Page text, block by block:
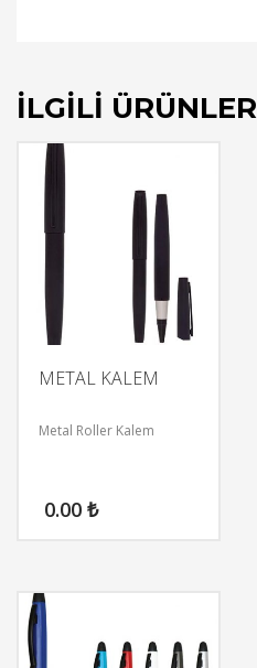
İLGILI ÜRÜNLER
METAL KALEM
Metal Roller Kalem
0.00 ₺